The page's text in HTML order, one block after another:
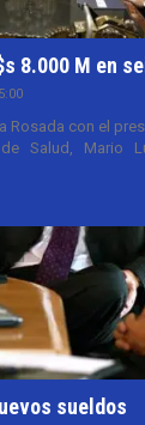
8.000 M en
Rosada con el
Salud, Mario
sueldos